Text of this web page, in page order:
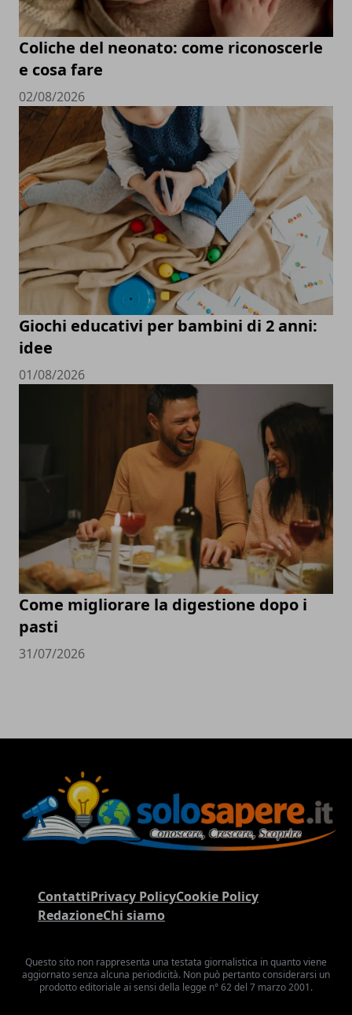
Coliche del neonato: come riconoscerle
e cosa fare
02/08/2026
Giochi educativi per bambini di 2 anni:
idee
01/08/2026
Come migliorare la digestione dopo i
pasti
31/07/2026
ContattiPrivacy PolicyCookie Policy
RedazioneChi siamo
Questo sito non rappresenta una testata giornalistica in quanto viene
aggiornato senza alcuna periodicità. Non può pertanto considerarsi un
prodotto editoriale ai sensi della legge n° 62 del 7 marzo 2001.